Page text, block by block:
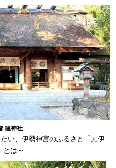
籠神社
い、伊勢神宮のふるさと「元伊
とは～